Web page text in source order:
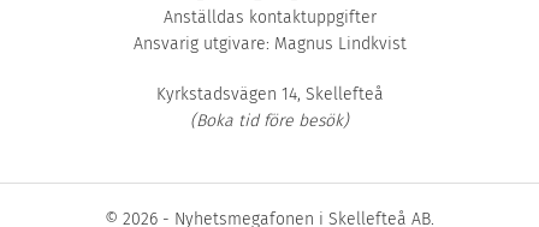
Anställdas kontaktuppgifter
Ansvarig utgivare: Magnus Lindkvist
Kyrkstadsvägen 14, Skellefteå
(Boka tid före besök)
© 2026 - Nyhetsmegafonen i Skellefteå AB.